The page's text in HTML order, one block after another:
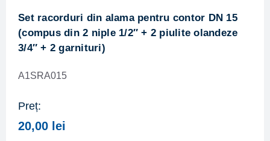
Set racorduri din alama pentru contor DN 15
(compus din 2 niple 1/2″ + 2 piulite olandeze
3/4″ + 2 garnituri)
A1SRA015
Preț:
20,00 lei